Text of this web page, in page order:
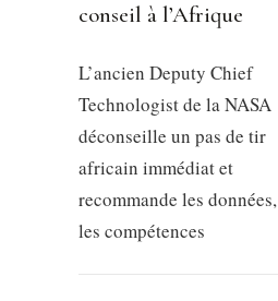
conseil à l’Afrique
L’ancien Deputy Chief
Technologist de la NASA
déconseille un pas de tir
africain immédiat et
recommande les données,
les compétences